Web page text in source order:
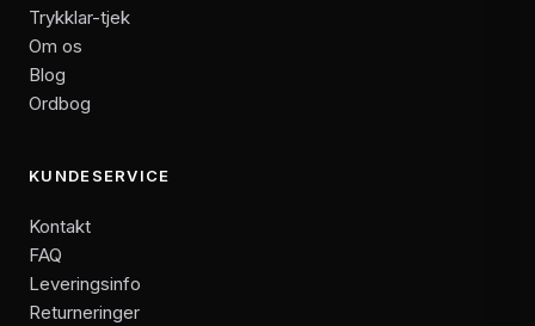
Trykklar-tjek
Om os
Blog
Ordbog
KUNDESERVICE
Kontakt
FAQ
Leveringsinfo
Returneringer